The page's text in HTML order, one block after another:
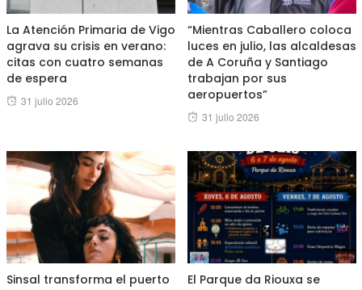
La Atención Primaria de Vigo
agrava su crisis en verano:
citas con cuatro semanas
de espera
Posted
31 julio 2026
“Mientras Caballero coloca
luces en julio, las alcaldesas
de A Coruña y Santiago
trabajan por sus
aeropuertos”
Posted
31 julio 2026
Sinsal transforma el puerto
El Parque da Riouxa se